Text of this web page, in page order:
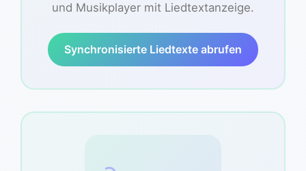
und Musikplayer mit Liedtextanzeige.
Synchronisierte Liedtexte abrufen